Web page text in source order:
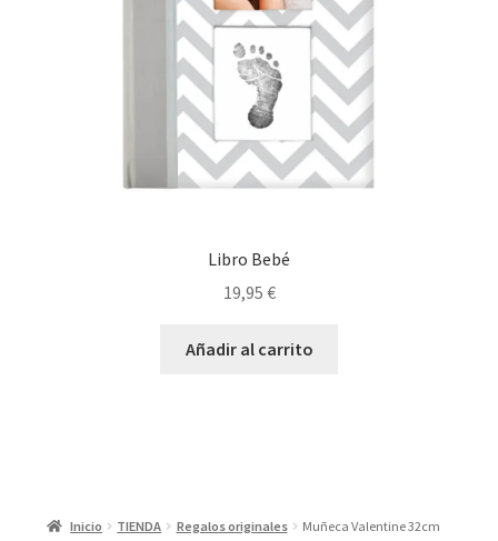
Libro Bebé
19,95 €
Añadir al carrito
Inicio TIENDA Regalos originales Muñeca Valentine 32cm